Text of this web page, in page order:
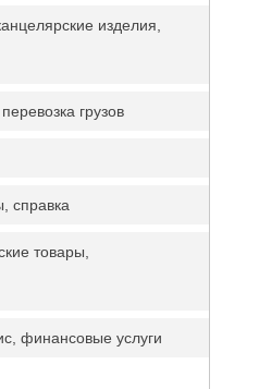
изделия,
грузов
справка
товары,
финансовые услуги